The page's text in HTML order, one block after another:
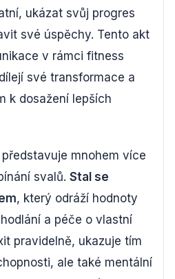
ukázat svůj progres
své úspěchy. Tento akt
v rámci fitness
své transformace a
k dosažení lepších
mnohem více
svalů. Stal se
, který odráží hodnoty
a péče o vlastní
pravidelně, ukazuje tím
ale také mentální